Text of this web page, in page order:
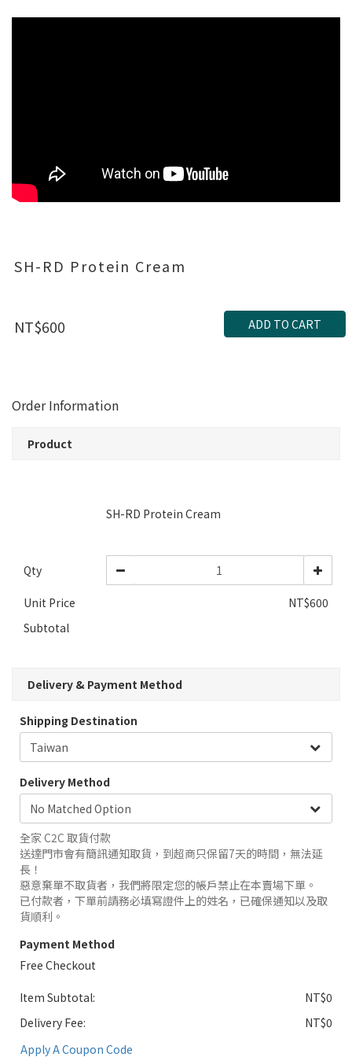
SH-RD Protein Cream
NT$600 ADD TO CART
Order Information
Product
SH-RD Protein Cream
Qty
Unit Price
NT$600
Subtotal
Delivery & Payment Method
Shipping Destination
Delivery Method
全家 C2C 取貨付款
送達門市會有簡訊通知取貨，到超商只保留7天的時間，無法延
長！
惡意棄單不取貨者，我們將限定您的帳戶禁止在本賣場下單。
已付款者，下單前請務必填寫證件上的姓名，已確保通知以及取
貨順利。
Payment Method
Free Checkout
Item Subtotal:
NT$0
Delivery Fee:
NT$0
Apply A Coupon Code